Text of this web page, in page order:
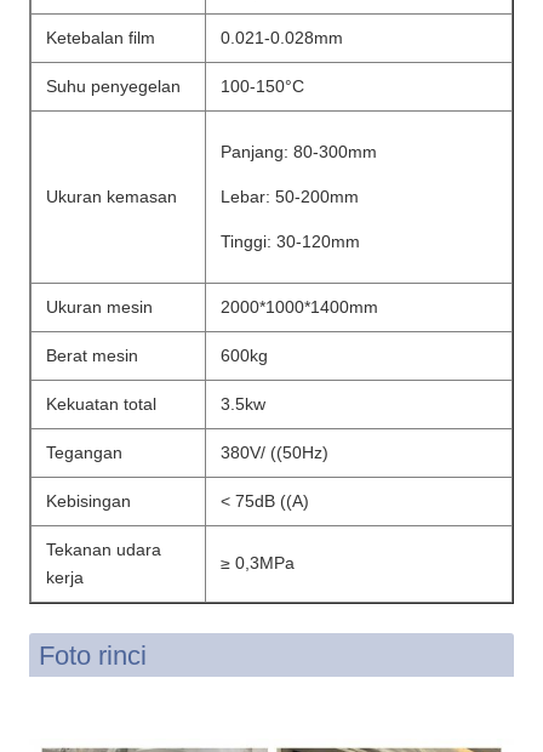
Ketebalan film 0.021-0.028mm
Suhu penyegelan 100-150°C
Ukuran kemasan
Panjang: 80-300mm
Lebar: 50-200mm
Tinggi: 30-120mm
Ukuran mesin 2000*1000*1400mm
Berat mesin 600kg
Kekuatan total 3.5kw
Tegangan 380V/ ((50Hz)
Kebisingan < 75dB ((A)
Tekanan udara
kerja
≥ 0,3MPa
Foto rinci